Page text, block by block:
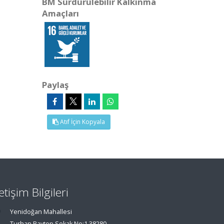
Amaçları
Paylaş
Atıf İçin Kopyala
Bilgileri
Yenidoğan Mahallesi